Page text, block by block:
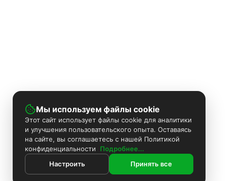
Мы используем файлы cookie
Этот сайт использует файлы cookie для аналитики
и улучшения пользовательского опыта. Оставаясь
на сайте, вы соглашаетесь с нашей Политикой
конфиденциальности
Подробнее...
Настроить
Принять все